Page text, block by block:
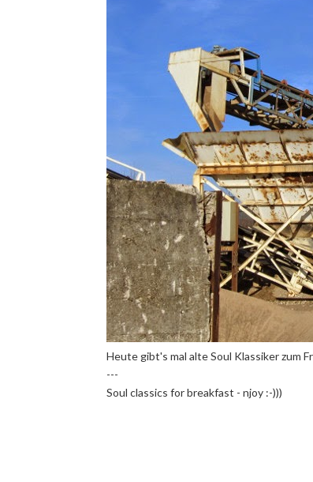
Heute gibt's mal alte Soul Klassiker zum
---
Soul classics for breakfast - njoy :-)))